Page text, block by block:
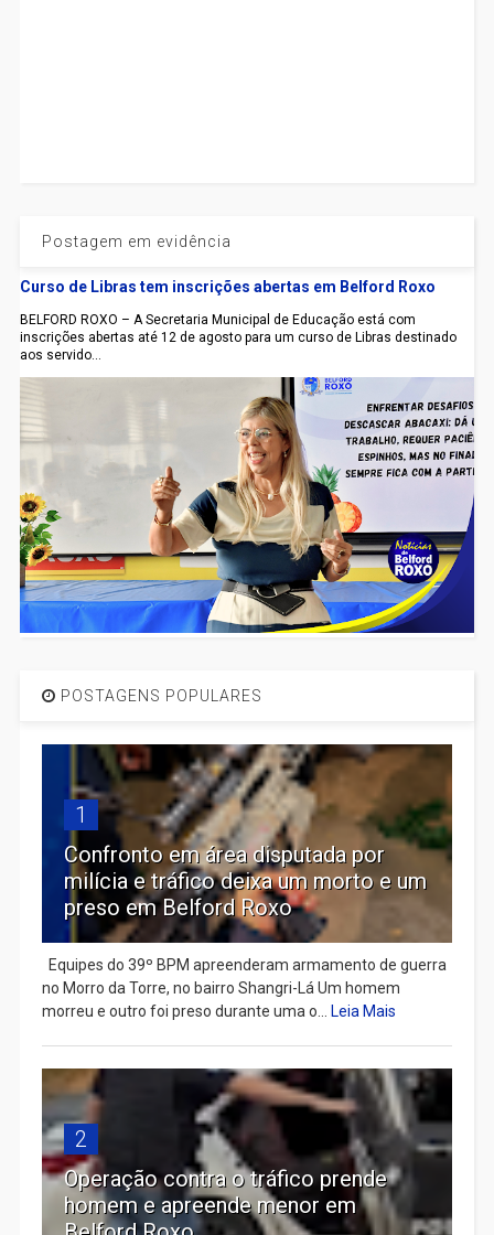
Postagem em evidência
Curso de Libras tem inscrições abertas em Belford Roxo
BELFORD ROXO – A Secretaria Municipal de Educação está com
inscrições abertas até 12 de agosto para um curso de Libras destinado
aos servido...
POSTAGENS POPULARES
1
Confronto em área disputada por
milícia e tráfico deixa um morto e um
preso em Belford Roxo
Equipes do 39º BPM apreenderam armamento de guerra
no Morro da Torre, no bairro Shangri-Lá Um homem
morreu e outro foi preso durante uma o... Leia Mais
2
Operação contra o tráfico prende
homem e apreende menor em